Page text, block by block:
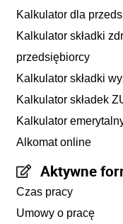
Kalkulator dla
Kalkulator składki
przedsiębiorcy
Kalkulator składki
Kalkulator składek
Kalkulator
Alkomat online
Aktywne
Czas pracy
Umowy o pracę